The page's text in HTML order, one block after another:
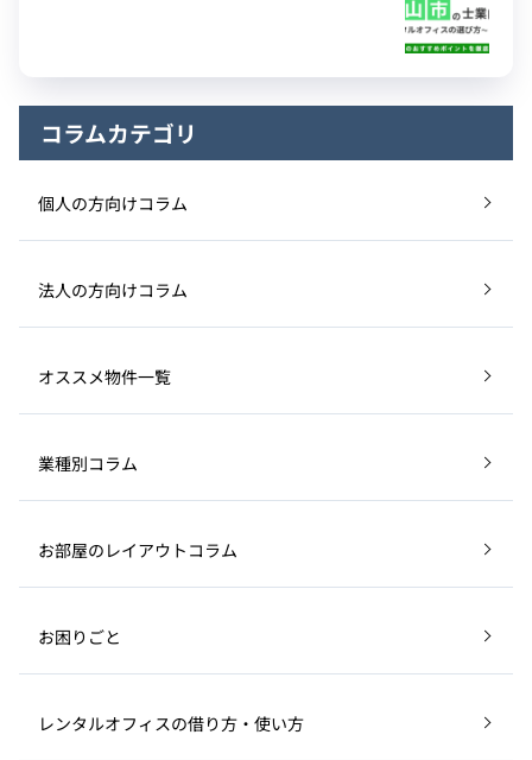
コラムカテゴリ
個人の方向けコラム
法人の方向けコラム
オススメ物件一覧
業種別コラム
お部屋のレイアウトコラム
お困りごと
レンタルオフィスの借り方・使い方